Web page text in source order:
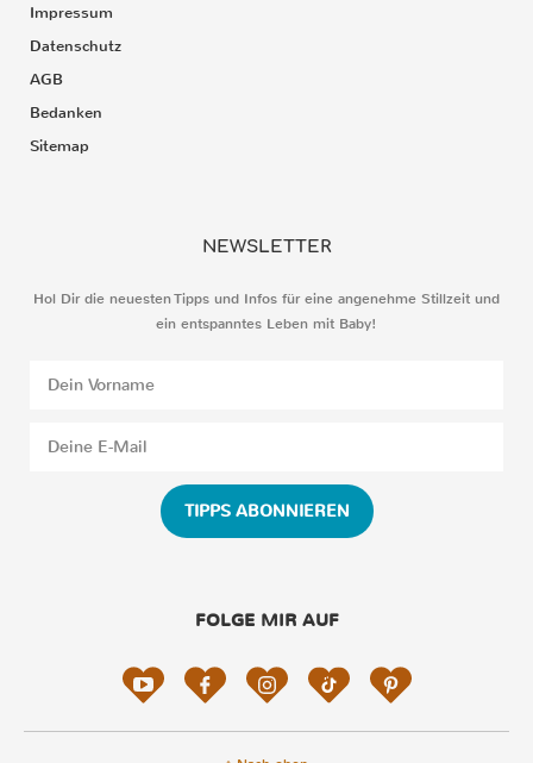
Impressum
Datenschutz
AGB
Bedanken
Sitemap
NEWSLETTER
Hol Dir die neuesten Tipps und Infos für eine angenehme Stillzeit und
ein entspanntes Leben mit Baby!
TIPPS ABONNIEREN
FOLGE MIR AUF